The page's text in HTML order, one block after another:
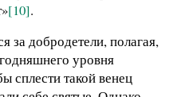
[10].
за добродетели, полагая,
уровня
сплести такой венец